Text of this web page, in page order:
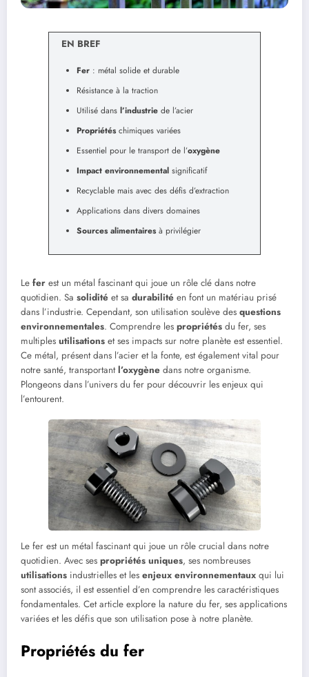
EN BREF
Fer : métal solide et durable
Résistance à la traction
Utilisé dans l’industrie de l’acier
Propriétéschimiques variées
Essentiel pour le transport de l’oxygène
Impact environnemental significatif
Recyclable mais avec des défis d’extraction
Applications dans divers domaines
Sources alimentairesà privilégier
Le fer est un métal fascinant qui joue un rôle clé dans notre
quotidien. Sa solidité et sa durabilité en font un matériau prisé
dans l’industrie. Cependant, son utilisation soulève des questions
environnementales. Comprendre les propriétés du fer, ses
multiples utilisations et ses impacts sur notre planète est essentiel.
Ce métal, présent dans l’acier et la fonte, est également vital pour
notre santé, transportantl’oxygène dans notre organisme.
Plongeons dans l’univers du fer pour découvrir les enjeux qui
l’entourent.
Le fer est un métal fascinant qui joue un rôle crucial dans notre
quotidien. Avec ses propriétés uniques, ses nombreuses
utilisations industrielles et les enjeux environnementaux qui lui
sont associés, il est essentiel d’en comprendre les caractéristiques
fondamentales. Cet article explore la nature du fer, ses applications
variées et les défis que son utilisation pose à notre planète.
Propriétés du fer